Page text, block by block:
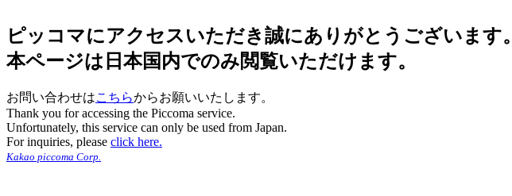
ピッコマにアクセスいただき誠にありがとうございます。
本ページは日本国内でのみ閲覧いただけます。
お問い合わせはこちらからお願いいたします。
Thank you for accessing the Piccoma service.
Unfortunately, this service can only be used from Japan.
For inquiries, please click here.
Kakao piccoma Corp.